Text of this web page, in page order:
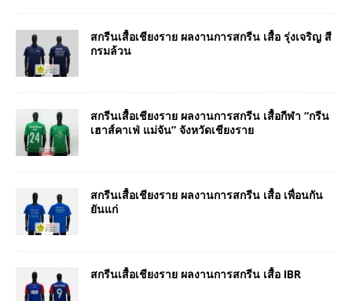
สกรีนเสื้อเชียงราย ผลงานการสกรีน เสื้อ รุ่งเจริญ สี
กรมล้วน
สกรีนเสื้อเชียงราย ผลงานการสกรีน เสื้อกีฬา “กรีน
เฮาส์คาเฟ่ แม่จัน” จังหวัดเชียงราย
สกรีนเสื้อเชียงราย ผลงานการสกรีน เสื้อ เพื่อนกัน
ยันแก่
สกรีนเสื้อเชียงราย ผลงานการสกรีน เสื้อ IBR